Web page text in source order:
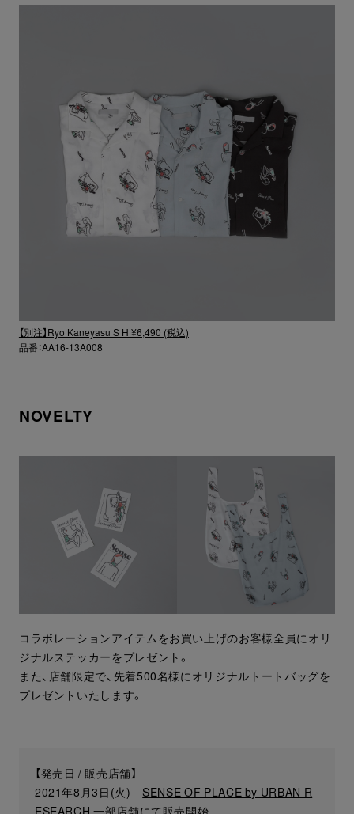
【別注】Ryo Kaneyasu S H ¥6,490 (税込)
品番：AA16-13A008
NOVELTY
コラボレーションアイテムをお買い上げのお客様全員にオリ
ジナルステッカーをプレゼント。
また、店舗限定で、先着500名様にオリジナルトートバッグを
プレゼントいたします。
【発売日 / 販売店舗】
2021年8月3日(火) SENSE OF PLACE by URBAN R
ESEARCH 一部店舗にて販売開始